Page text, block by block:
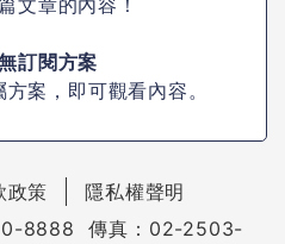
訂閱方案
案，即可觀看內容。
政策
隱私權聲明
8888 傳真：02-2503-